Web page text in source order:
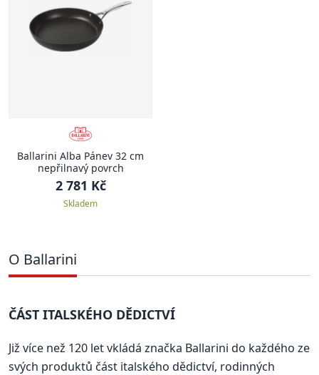
Ballarini Alba Pánev 32 cm
nepřilnavý povrch
2 781 Kč
Skladem
O Ballarini
ČÁST ITALSKÉHO DĚDICTVÍ
Již více než 120 let vkládá značka Ballarini do každého ze
svých produktů část italského dědictví, rodinných